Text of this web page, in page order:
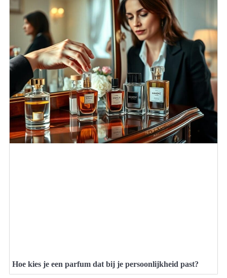
Hoe kies je een parfum dat bij je persoonlijkheid past?